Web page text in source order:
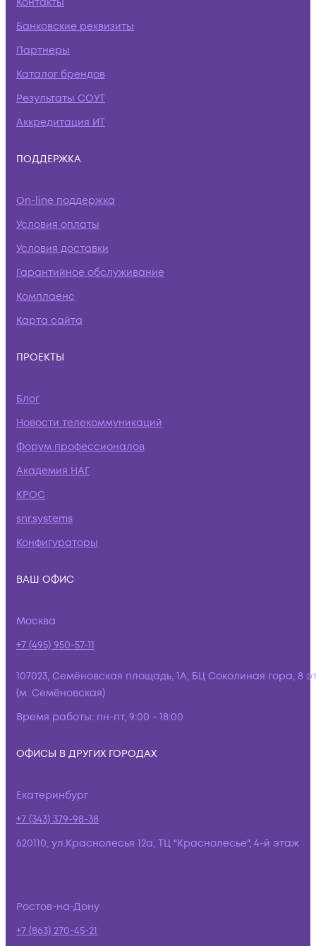
Банковские реквизиты
Партнеры
Каталог брендов
Результаты СОУТ
Аккредитация ИТ
ПОДДЕРЖКА
On-line поддержка
Условия оплаты
Условия доставки
Гарантийное обслуживание
Комплаенс
Карта сайта
ПРОЕКТЫ
Блог
Новости телекоммуникаций
Форум профессионалов
Академия НАГ
КРОС
snr.systems
Конфигураторы
ВАШ ОФИС
Москва
+7 (495) 950-57-11
107023, Семёновская площадь, 1А, БЦ Соколиная гора, 8
(м. Семёновская)
Время работы: пн-пт, 9:00 - 18:00
ОФИСЫ В ДРУГИХ ГОРОДАХ
Екатеринбург
+7 (343) 379-98-38
620110, ул.Краснолесья 12а, ТЦ "Краснолесье", 4-й этаж
Ростов-на-Дону
+7 (863) 270-45-21